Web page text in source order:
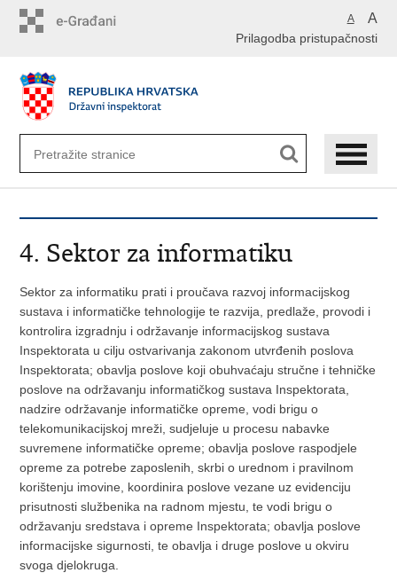
A A
Prilagodba pristupačnosti
4. Sektor za informatiku
Sektor za informatiku prati i proučava razvoj informacijskog
sustava i informatičke tehnologije te razvija, predlaže, provodi i
kontrolira izgradnju i održavanje informacijskog sustava
Inspektorata u cilju ostvarivanja zakonom utvrđenih poslova
Inspektorata; obavlja poslove koji obuhvaćaju stručne i tehničke
poslove na održavanju informatičkog sustava Inspektorata,
nadzire održavanje informatičke opreme, vodi brigu o
telekomunikacijskoj mreži, sudjeluje u procesu nabavke
suvremene informatičke opreme; obavlja poslove raspodjele
opreme za potrebe zaposlenih, skrbi o urednom i pravilnom
korištenju imovine, koordinira poslove vezane uz evidenciju
prisutnosti službenika na radnom mjestu, te vodi brigu o
održavanju sredstava i opreme Inspektorata; obavlja poslove
informacijske sigurnosti, te obavlja i druge poslove u okviru
svoga djelokruga.